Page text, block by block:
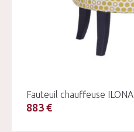
Fauteuil chauffeuse ILONA
883 €